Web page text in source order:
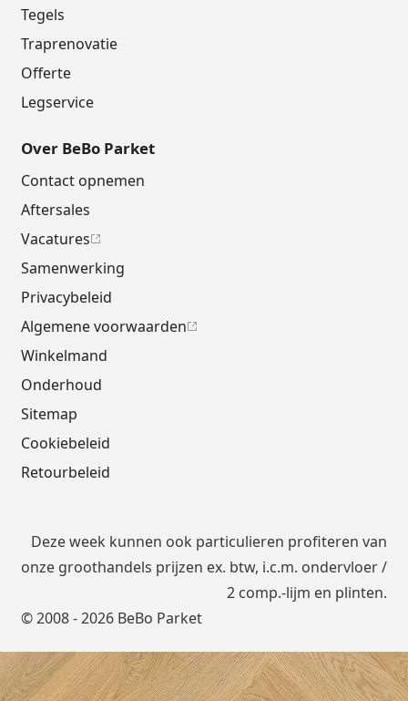
Tegels
Traprenovatie
Offerte
Legservice
Over BeBo Parket
Contact opnemen
Aftersales
Vacatures
Samenwerking
Privacybeleid
Algemene voorwaarden
Winkelmand
Onderhoud
Sitemap
Cookiebeleid
Retourbeleid
© 2008 - 2026 BeBo Parket
Deze week kunnen ook particulieren profiteren van
onze groothandels prijzen ex. btw, i.c.m. ondervloer/
2 comp.-lijm en plinten.